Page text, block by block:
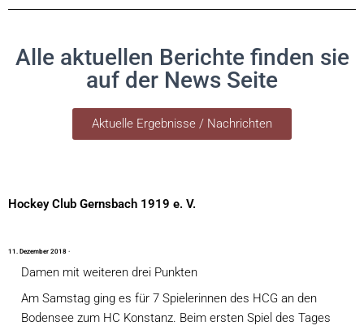
Alle aktuellen Berichte finden sie
auf der News Seite
Aktuelle Ergebnisse / Nachrichten
Hockey Club Gernsbach 1919 e. V.
1 1 Dezember 201 8 ·
Damen mit weiteren drei Punkten
Am Samstag ging es für 7 Spielerinnen des HCG an den
Bodensee zum HC Konstanz. Beim ersten Spiel des Tages